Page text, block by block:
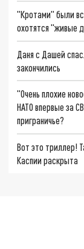
"Кротами" были
охотятся "живые
Даня с Дашей
закончились
"Очень плохие
НАТО впервые за
приграничье?
Вот это триллер!
Каспии раскрыта